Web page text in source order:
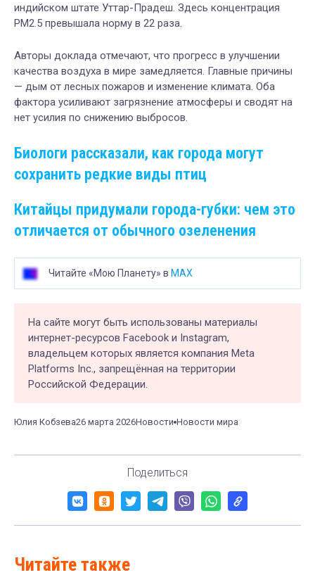
индийском штате Уттар-Прадеш. Здесь концентрация
PM2.5 превышала норму в 22 раза.
Авторы доклада отмечают, что прогресс в улучшении
качества воздуха в мире замедляется. Главные причины
— дым от лесных пожаров и изменение климата. Оба
фактора усиливают загрязнение атмосферы и сводят на
нет усилия по снижению выбросов.
Биологи рассказали, как города могут
сохранить редкие виды птиц
Китайцы придумали города-губки: чем это
отличается от обычного озеленения
Читайте «Мою Планету» в MAX
На сайте могут быть использованы материалы
интернет-ресурсов Facebook и Instagram,
владельцем которых является компания Meta
Platforms Inc., запрещённая на территории
Российской Федерации.
Юлия Кобзева26 марта 2026Новости Новости мира
Поделиться
Читайте также